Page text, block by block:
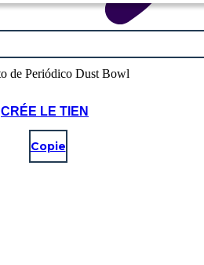
CRÉE LE TIEN
Copie